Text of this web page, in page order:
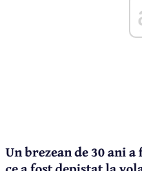
Un brezean de 30 ani